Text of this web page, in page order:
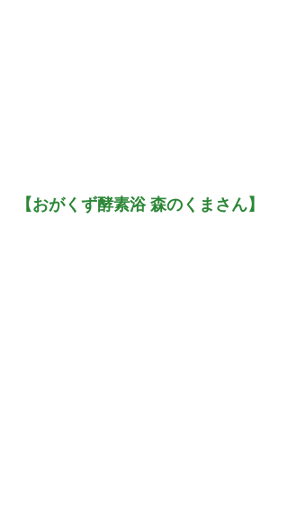
【おがくず酵素浴 森のくまさん】